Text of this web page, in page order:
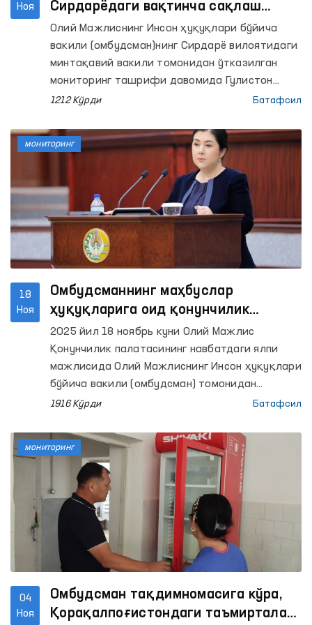
Ноя
Сирдарёдаги вақтинча сақлаш
ҳибсхонасидаги шароитлар
яхшиланди
Олий Мажлиснинг Инсон ҳуқуқлари бўйича
вакили (омбудсман)нинг Сирдарё вилоятидаги
минтақавий вакили томонидан ўтказилган
мониторинг ташрифи давомида Гулистон
шаҳар ички ишлар бўлими вақтинча сақлаш
аниқланган эди.
1212 Кўрди Батафсил
18
Ноя
Омбудсманнинг маҳбуслар
ҳуқуқларига оид қонунчилик
таклифи Қонунчилик палатасининг
мажлисида кўриб чиқилди ва
маъқулланди
2025 йил 18 ноябрь куни Олий Мажлис
Қонунчилик палатасининг навбатдаги ялпи
мажлисида Олий Мажлиснинг Инсон ҳуқуқлари
бўйича вакили (омбудсман) томонидан
қонунчилик ташаббуси тартибида киритилган
сақлаш тўғрисида”ги Қонунга ўзгартиришлар
киритиш тўғрисида”ги қонунчилик таклифи
муҳокама қилинди.
1916 Кўрди Батафсил
мониторинг
04
Ноя
Омбудсман тақдимномасига кўра,
Қорақалпоғистондаги таъмирталаб
мониторинг